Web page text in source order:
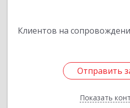
Клиентов на
Отправить
Показать
Отправить
Назад